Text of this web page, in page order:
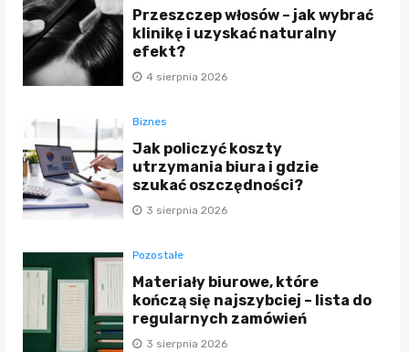
Przeszczep włosów – jak wybrać
klinikę i uzyskać naturalny
efekt?
4 sierpnia 2026
Biznes
Jak policzyć koszty
utrzymania biura i gdzie
szukać oszczędności?
3 sierpnia 2026
Pozostałe
Materiały biurowe, które
kończą się najszybciej – lista do
regularnych zamówień
3 sierpnia 2026